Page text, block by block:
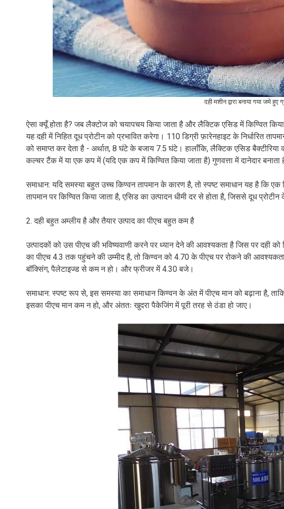
दही मशीन द्वारा बनाया गया जमे हुए
ऐसा क्यूँ होता है? जब लैक्टोज को चयापचय किया जाता है और लैक्टिक एसिड में किण्वित
यह दही में निहित दूध प्रोटीन को प्रभावित करेगा। 110 डिग्री फ़ारेनहाइट के निर्धारित
को समाप्त कर देता है - अर्थात, 8 घंटे के बजाय 7.5 घंटे। हालाँकि, लैक्टिक एसिड बैक्टीरिया
कल्चर टैंक में या एक कप में (यदि एक कप में किण्वित किया जाता है) गुणवत्ता में दानेदार बनाता
समाधान: यदि समस्या बहुत उच्च किण्वन तापमान के कारण है, तो स्पष्ट समाधान यह है कि
तापमान पर किण्वित किया जाता है, एसिड का उत्पादन धीमी दर से होता है, जिससे दूध
2. दही बहुत अम्लीय है और तैयार उत्पाद का पीएच बहुत कम है
उत्पादकों को उस पीएच की भविष्यवाणी करने पर ध्यान देने की आवश्यकता है जिस पर दही को
का पीएच 4.3 तक पहुंचने की उम्मीद है, तो किण्वन को 4.70 के पीएच पर रोकने की
बॉक्सिंग, पैलेटाइज्ड से कम न हो। और फ्रीजर में 4.30 बजे।
समाधान: स्पष्ट रूप से, इस समस्या का समाधान किण्वन के अंत में पीएच मान को बढ़ाना है,
इसका पीएच मान कम न हो, और अंततः खुदरा पैकेजिंग में पूरी तरह से ठंडा हो जाए।